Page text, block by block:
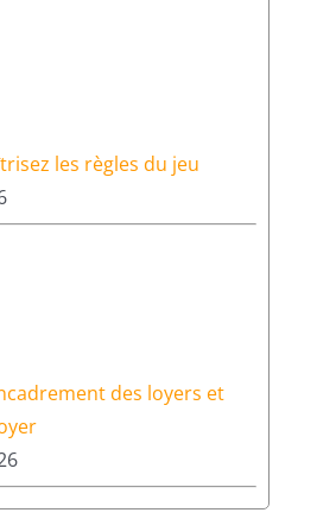
les règles du jeu
des loyers et